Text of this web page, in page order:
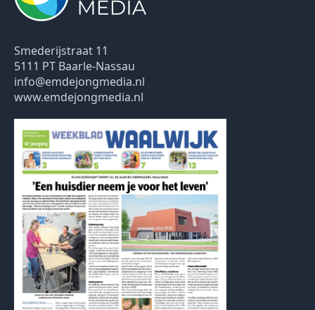
Smederijstraat 11
5111 PT Baarle-Nassau
info@emdejongmedia.nl
www.emdejongmedia.nl